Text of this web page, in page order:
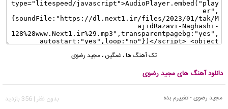
تک آهنگ ها، غمگین ، مجید رضوی
دانلود آهنگ های مجید رضوی
مجید رضوی - تغییرم بده
بدون نظر | 356 بازدید